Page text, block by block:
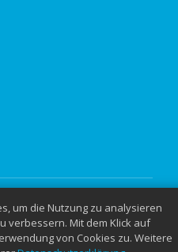
um die Nutzung zu analysieren
verbessern. Mit dem Klick auf
von Cookies zu. Weitere